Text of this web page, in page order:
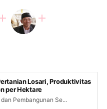
Losari, Produktivitas
per Hektare
Pembangunan Se...